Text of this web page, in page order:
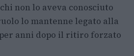
non lo aveva conosciuto
lo mantenne legato alla
anni dopo il ritiro forzato